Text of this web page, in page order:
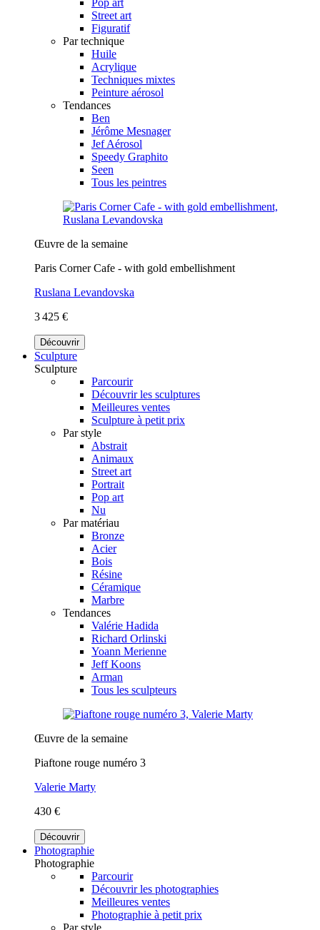
Street art
Figuratif
Par technique
Huile
Acrylique
Techniques mixtes
Peinture aérosol
Tendances
Ben
Jérôme Mesnager
Jef Aérosol
Speedy Graphito
Seen
Tous les peintres
Œuvre de la semaine
Paris Corner Cafe - with gold embellishment
Ruslana Levandovska
3 425 €
Découvrir
Sculpture
Sculpture
Parcourir
Découvrir les sculptures
Meilleures ventes
Sculpture à petit prix
Par style
Abstrait
Animaux
Street art
Portrait
Pop art
Nu
Par matériau
Bronze
Acier
Bois
Résine
Céramique
Marbre
Tendances
Valérie Hadida
Richard Orlinski
Yoann Merienne
Jeff Koons
Arman
Tous les sculpteurs
Œuvre de la semaine
Piaftone rouge numéro 3
Valerie Marty
430 €
Découvrir
Photographie
Photographie
Parcourir
Découvrir les photographies
Meilleures ventes
Photographie à petit prix
Par style